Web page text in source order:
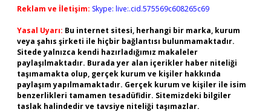
Reklam ve İletişim: Skype: live:.cid.575569c608265c69
Yasal Uyarı: Bu internet sitesi, herhangi bir marka, kurum
veya şahıs şirketi ile hiçbir bağlantısı bulunmamaktadır.
Sitede yalnızca kendi hazırladığımız makaleler
paylaşılmaktadır. Burada yer alan içerikler haber niteliği
taşımamakta olup, gerçek kurum ve kişiler hakkında
paylaşım yapılmamaktadır. Gerçek kurum ve kişiler ile isim
benzerlikleri tamamen tesadüfidir. Sitemizdeki bilgiler
taslak halindedir ve tavsiye niteliği taşımazlar.